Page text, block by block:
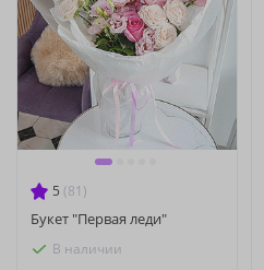
5 (81)
Букет "Первая леди"
В наличии